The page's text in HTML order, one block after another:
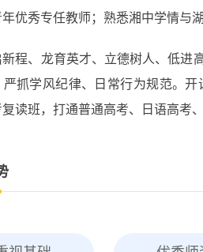
优秀专任教师；熟悉湘中学情与
程、龙育英才、立德树人、低进
严抓学风纪律、日常行为规范。
读班，打通普通高考、日语高考